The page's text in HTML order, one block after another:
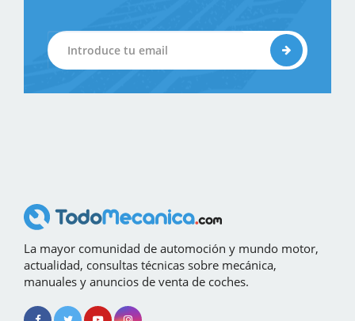
La mayor comunidad de automoción y mundo motor,
actualidad, consultas técnicas sobre mecánica,
manuales y anuncios de venta de coches.